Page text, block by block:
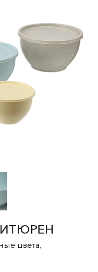
цвета,